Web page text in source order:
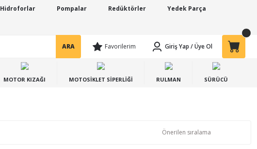
Hidroforlar Pompalar Redüktörler Yedek Parça
ARA Favorilerim Giriş Yap /Üye Ol
MOTOR KIZAĞI MOTOSİKLET SİPERLİĞİ RULMAN SÜRÜCÜ